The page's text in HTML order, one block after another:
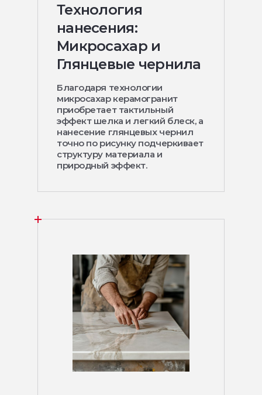
Технология
нанесения:
Микросахар и
Глянцевые чернила
Благодаря технологии
микросахар керамогранит
приобретает тактильный
эффект шелка и легкий блеск, а
нанесение глянцевых чернил
точно по рисунку подчеркивает
структуру материала и
природный эффект.